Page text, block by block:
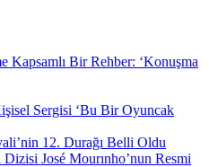
Kapsamlı Bir Rehber: ‘Konuşma
Sergisi ‘Bu Bir Oyuncak
12. Durağı Belli Oldu
José Mourınho’nun Resmi